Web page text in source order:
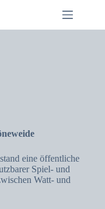
eine öffentliche
Spiel- und
Watt- und